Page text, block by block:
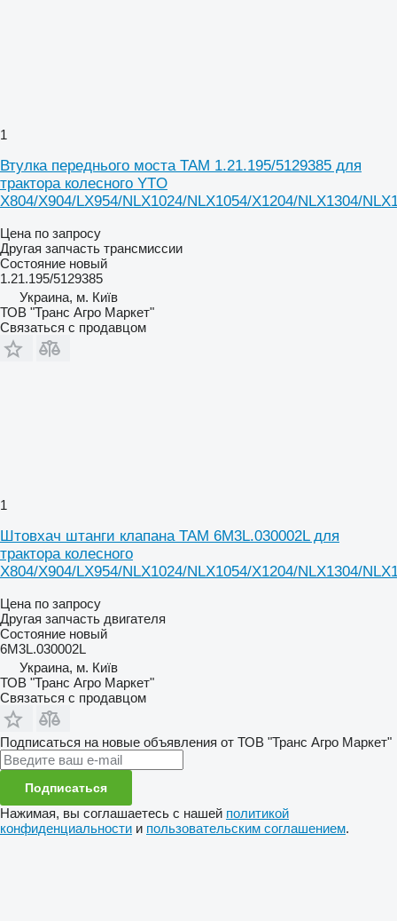
1
Втулка переднього моста TAM 1.21.195/5129385 для
трактора колесного YTO
X804/X904/LX954/NLX1024/NLX1054/X1204/NLX1304/
Цена по запросу
Другая запчасть трансмиссии
Состояние новый
1.21.195/5129385
Украина, м. Київ
ТОВ "Транс Агро Маркет"
Связаться с продавцом
1
Штовхач штанги клапана TAM 6M3L.030002L для
трактора колесного
X804/X904/LX954/NLX1024/NLX1054/X1204/NLX1304/
Цена по запросу
Другая запчасть двигателя
Состояние новый
6M3L.030002L
Украина, м. Київ
ТОВ "Транс Агро Маркет"
Связаться с продавцом
Подписаться на новые объявления от ТОВ "Транс Агро Маркет"
Подписаться
Нажимая, вы соглашаетесь с нашей политикой
конфиденциальности и пользовательским соглашением.